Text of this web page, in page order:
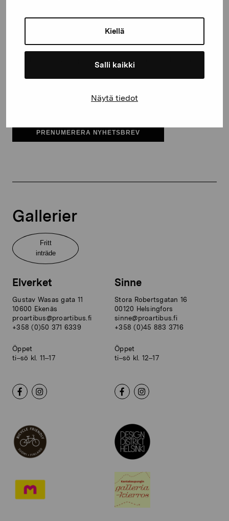
Kiellä
Salli kaikki
Näytä tiedot
PRENUMERERA NYHETSBREV
Gallerier
Fritt
inträde
Elverket
Gustav Wasas gata 11
10600 Ekenäs
proartibus@proartibus.fi
+358 (0)50 371 6339
Öppet
ti–sö kl. 11–17
Sinne
Stora Robertsgatan 16
00120 Helsingfors
sinne@proartibus.fi
+358 (0)45 883 3716
Öppet
ti–sö kl. 12–17